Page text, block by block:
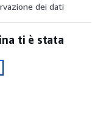
dei dati
ti è stata